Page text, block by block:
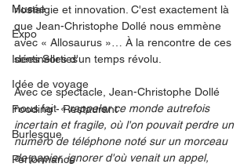
Musée
Expo
Idées Sorties
Idée de voyage
Fooding - Restaurant
Burlesque
Performance
nostalgie et innovation. C'est exactement là
que Jean-Christophe Dollé nous emmène
avec « Allosaurus »… À la rencontre de ces
sentinelles d'un temps révolu.
Avec ce spectacle, Jean-Christophe Dollé
nous fait « rappeler ce monde autrefois
incertain et fragile, où l'on pouvait perdre un
numéro de téléphone noté sur un morceau
de papier, ignorer d'où venait un appel,